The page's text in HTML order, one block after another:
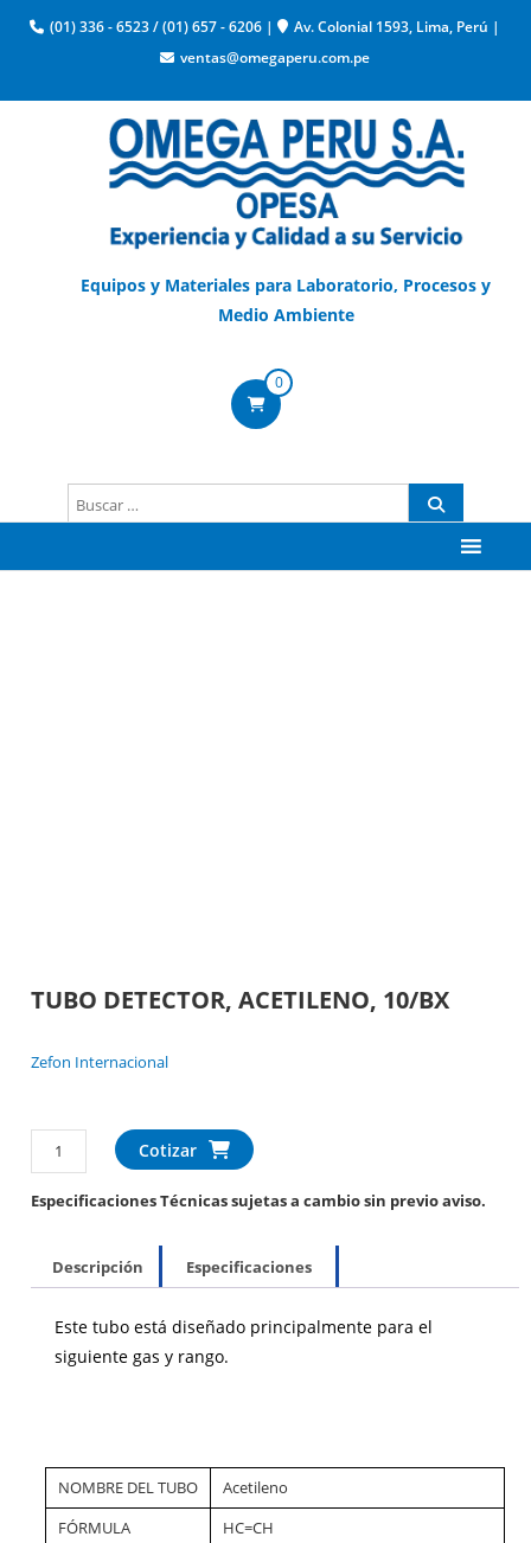
(01) 336 - 6523/(01) 657 - 6206 | Av. Colonial 1593, Lima, Perú |
ventas@omegaperu.com.pe
Equipos y Materiales para Laboratorio, Procesos y
Medio Ambiente
0
TUBO DETECTOR, ACETILENO, 10/BX
Zefon Internacional
Cotizar
Especificaciones Técnicas sujetas a cambio sin previo aviso.
Descripción Especificaciones
Este tubo está diseñado principalmente para el
siguiente gas y rango.
NOMBRE DEL TUBO
Acetileno
FÓRMULA
HC=CH